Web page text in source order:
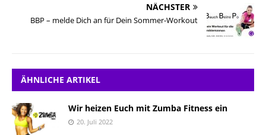
NÄCHSTER
BBP – melde Dich an für Dein Sommer-Workout
ÄHNLICHE ARTIKEL
Wir heizen Euch mit Zumba Fitness ein
20. Juli 2022